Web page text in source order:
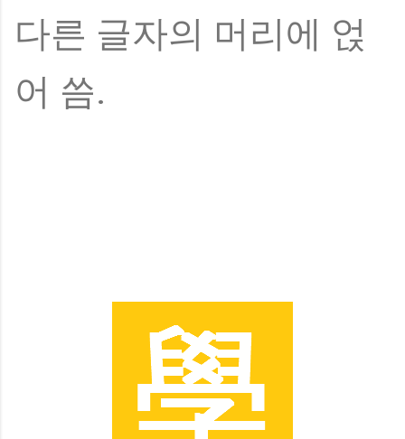
다른 글자의 머리에 얹
어 씀.